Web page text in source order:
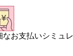
お支払いシミュレ